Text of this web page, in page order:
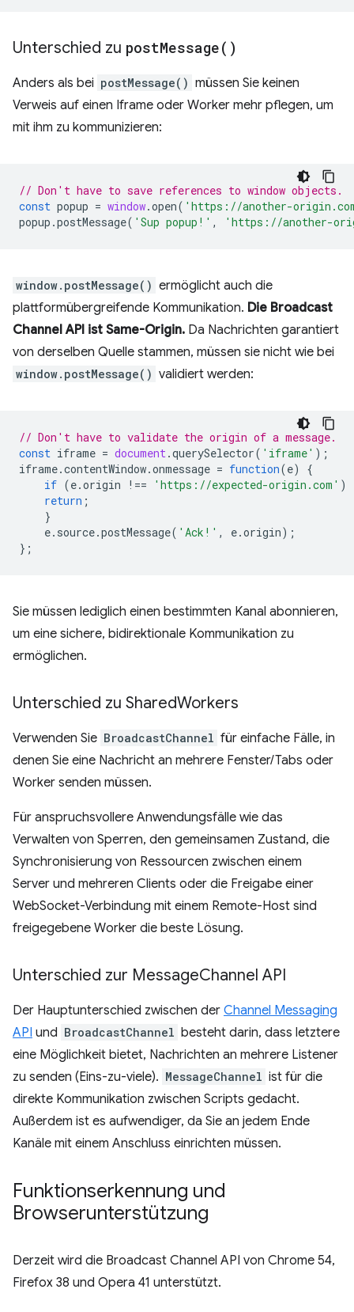
Unterschied zu postMessage( )
Anders als bei postMessage() müssen Sie keinen
Verweis auf einen Iframe oder Worker mehr pflegen, um
mit ihm zu kommunizieren:
// Don't have to save references to window objects.
const popup = window.open( 'https://another-
popup .postMessage( 'Sup popup!' , 'https://another-
window.postMessage() ermöglicht auch die
plattformübergreifende Kommunikation. Die Broadcast
Channel API ist Same-Origin. Da Nachrichten garantiert
von derselben Quelle stammen, müssen sie nicht wie bei
window.postMessage() validiert werden:
// Don't have to validate the origin of a message.
const iframe = document.querySelector( 'iframe' );
iframe.contentWindow.onmessage = function(e)
{
if (e.origin !== 'https://expected-origin.com' )
return ;
}
e. source.postMessage( 'Ack!' , e.origin);
};
Sie müssen lediglich einen bestimmten Kanal abonnieren,
um eine sichere, bidirektionale Kommunikation zu
ermöglichen.
Unterschied zu SharedWorkers
Verwenden Sie BroadcastChannel für einfache Fälle, in
denen Sie eine Nachricht an mehrere Fenster/Tabs oder
Worker senden müssen.
Für anspruchsvollere Anwendungsfälle wie das
Verwalten von Sperren, den gemeinsamen Zustand, die
Synchronisierung von Ressourcen zwischen einem
Server und mehreren Clients oder die Freigabe einer
WebSocket-Verbindung mit einem Remote-Host sind
freigegebene Worker die beste Lösung.
Unterschied zur MessageChannel API
Der Hauptunterschied zwischen der Channel Messaging
API und BroadcastChannel besteht darin, dass letztere
eine Möglichkeit bietet, Nachrichten an mehrere Listener
zu senden (Eins-zu-viele). MessageChannel ist für die
direkte Kommunikation zwischen Scripts gedacht.
Außerdem ist es aufwendiger, da Sie an jedem Ende
Kanäle mit einem Anschluss einrichten müssen.
Funktionserkennung und
Browserunterstützung
Derzeit wird die Broadcast Channel API von Chrome 54,
Firefox 38 und Opera 41 unterstützt.